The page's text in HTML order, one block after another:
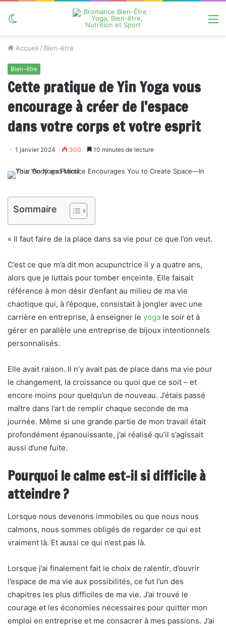
Accueil / Bien-être
Bien-être
Cette pratique de Yin Yoga vous
encourage à créer de l’espace
dans votre corps et votre esprit
1 janvier 2024 300 10 minutes de lecture
Sommaire
« Il faut faire de la place dans sa vie pour ce que l’on veut.
C’est ce que m’a dit mon acupunctrice il y a quatre ans,
alors que je luttais pour tomber enceinte. Elle faisait
référence à mon désir d’enfant au milieu de ma vie
chaotique qui, à l’époque, consistait à jongler avec une
carrière en entreprise, à enseigner le yoga le soir et à
gérer en parallèle une entreprise de bijoux intentionnels
personnalisés.
Elle avait raison. Il n’y avait pas de place dans ma vie pour
le changement, la croissance ou quoi que ce soit – et
encore moins pour quelqu’un de nouveau. J’étais passé
maître dans l’art de remplir chaque seconde de ma
journée. Même si une grande partie de mon travail était
profondément épanouissante, j’ai réalisé qu’il s’agissait
aussi d’une fuite.
Pourquoi le calme est-il si difficile à
atteindre ?
Lorsque nous devenons immobiles ou que nous nous
calmons, nous sommes obligés de regarder ce qui est
vraiment là. Et aussi ce qui n’est pas là.
Lorsque j’ai finalement fait le choix de ralentir, d’ouvrir
l’espace de ma vie aux possibilités, ce fut l’un des
chapitres les plus difficiles de ma vie. J’ai trouvé le
courage et les économies nécessaires pour quitter mon
emploi en entreprise et me consacrer à mes passions. J’ai